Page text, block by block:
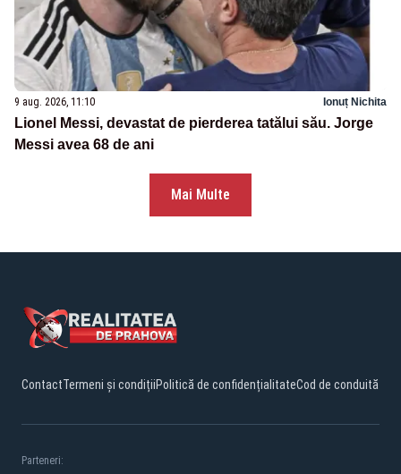
9 aug. 2026, 11:10 Ionuț Nichita
Lionel Messi, devastat de pierderea tatălui său. Jorge
Messi avea 68 de ani
Mai Multe
ContactTermeni și condițiiPolitică de confidențialitateCod de conduită
Parteneri: